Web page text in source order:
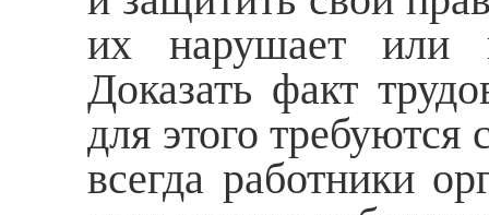
их нарушает или
Доказать факт
для этого требуются
всегда работники